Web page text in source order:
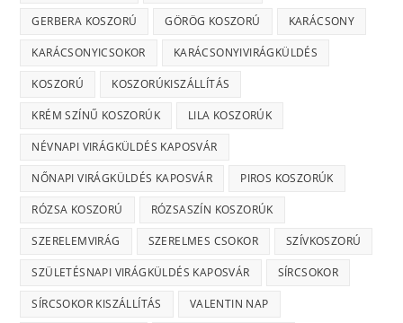
GERBERA KOSZORÚ GÖRÖG KOSZORÚ KARÁCSONY
KARÁCSONYICSOKOR KARÁCSONYIVIRÁGKÜLDÉS
KOSZORÚ KOSZORÚKISZÁLLÍTÁS
KRÉM SZÍNŰ KOSZORÚK LILA KOSZORÚK
NÉVNAPI VIRÁGKÜLDÉS KAPOSVÁR
NŐNAPI VIRÁGKÜLDÉS KAPOSVÁR PIROS KOSZORÚK
RÓZSA KOSZORÚ RÓZSASZÍN KOSZORÚK
SZERELEMVIRÁG SZERELMES CSOKOR SZÍVKOSZORÚ
SZÜLETÉSNAPI VIRÁGKÜLDÉS KAPOSVÁR SÍRCSOKOR
SÍRCSOKOR KISZÁLLÍTÁS VALENTIN NAP